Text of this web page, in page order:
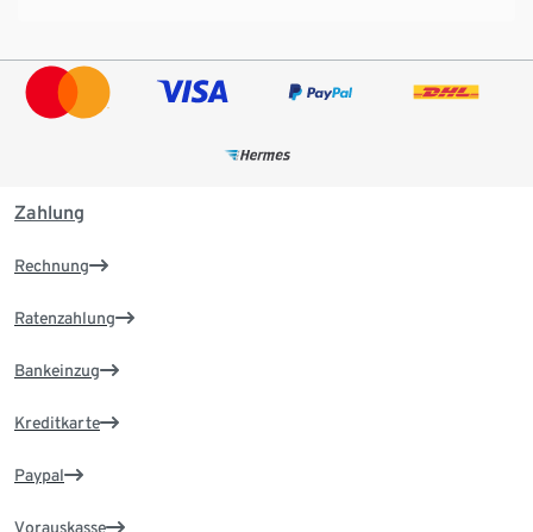
Zahlung
Rechnung
Ratenzahlung
Bankeinzug
Kreditkarte
Paypal
Vorauskasse